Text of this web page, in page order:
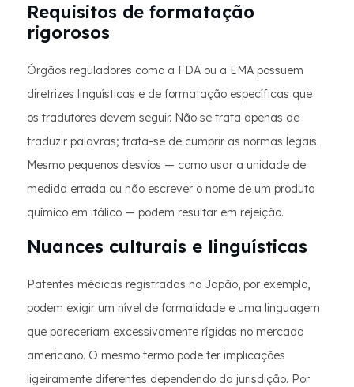
Requisitos de formatação
rigorosos
Órgãos reguladores como a FDA ou a EMA possuem
diretrizes linguísticas e de formatação específicas que
os tradutores devem seguir. Não se trata apenas de
traduzir palavras; trata-se de cumprir as normas legais.
Mesmo pequenos desvios — como usar a unidade de
medida errada ou não escrever o nome de um produto
químico em itálico — podem resultar em rejeição.
Nuances culturais e linguísticas
Patentes médicas registradas no Japão, por exemplo,
podem exigir um nível de formalidade e uma linguagem
que pareceriam excessivamente rígidas no mercado
americano. O mesmo termo pode ter implicações
ligeiramente diferentes dependendo da jurisdição. Por